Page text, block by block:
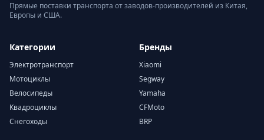
Прямые поставки транспорта от заводов-производителей из Китая,
Европы и США.
Категории
Электротранспорт
Мотоциклы
Велосипеды
Квадроциклы
Снегоходы
Бренды
Xiaomi
Segway
Yamaha
CFMoto
BRP